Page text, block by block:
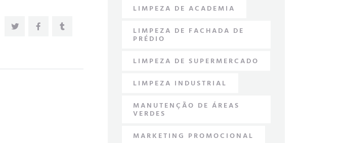
LIMPEZA DE ACADEMIA
LIMPEZA DE FACHADA DE
PRÉDIO
LIMPEZA DE SUPERMERCADO
LIMPEZA INDUSTRIAL
MANUTENÇÃO DE ÁREAS
VERDES
MARKETING PROMOCIONAL